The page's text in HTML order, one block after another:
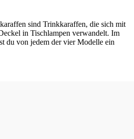
sind Trinkkaraffen, die sich mit
in Tischlampen verwandelt. Im
du von jedem der vier Modelle ein